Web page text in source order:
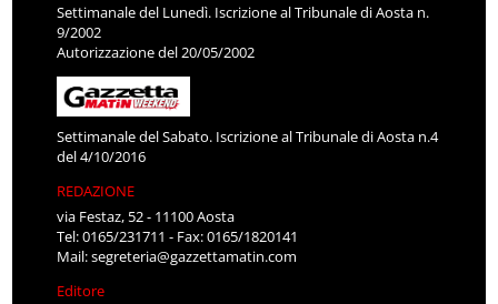
Settimanale del Lunedì. Iscrizione al Tribunale di Aosta n.
9/2002
Autorizzazione del 20/05/2002
Settimanale del Sabato. Iscrizione al Tribunale di Aosta n.4
del 4/10/2016
REDAZIONE
via Festaz, 52 - 11100 Aosta
Tel: 0165/231711 - Fax: 0165/1820141
Mail:segreteria@gazzettamatin.com
Editore